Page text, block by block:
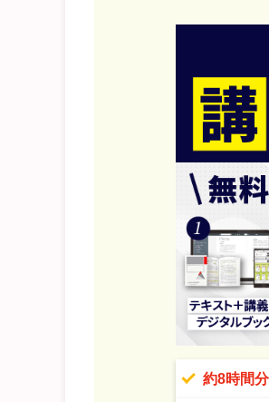
約8時間